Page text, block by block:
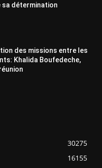
sa détermination
des missions entre les
Khalida Boufedeche,
30275
16155